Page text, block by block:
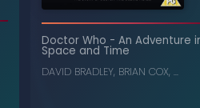
Doctor Who - An Adventure
Space and Time
DAVID BRADLEY, BRIAN COX, ...